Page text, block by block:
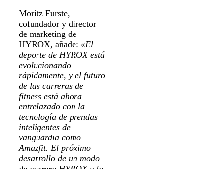
Moritz Furste,
cofundador y director
de marketing de
HYROX, añade: «El
deporte de HYROX está
evolucionando
rápidamente, y el futuro
de las carreras de
fitness está ahora
entrelazado con la
tecnología de prendas
inteligentes de
vanguardia como
Amazfit. El próximo
desarrollo de un modo